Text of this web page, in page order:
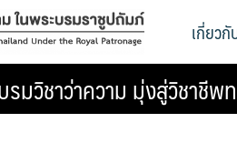
เกี่ยว
มวิชาว่าความ มุ่งสู่วิชาชี